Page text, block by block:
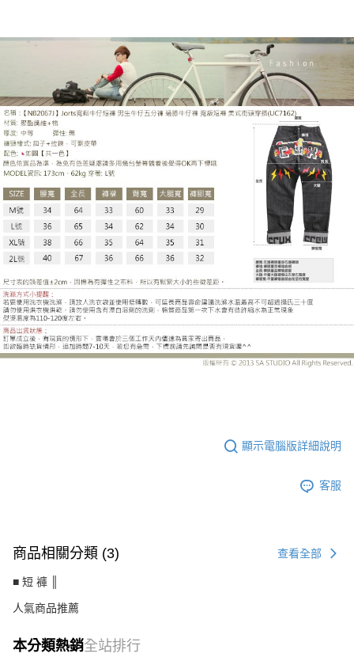
顯示電腦版詳細說明
客服
商品相關分類 (3) 查看全部
■ 短 褲 ║
人氣商品推薦
本分類熱銷全站排行